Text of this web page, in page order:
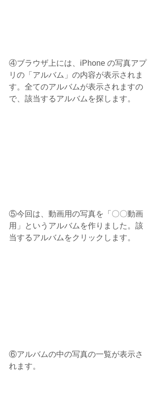
④ブラウザ上には、iPhone の写真アプ
リの「アルバム」の内容が表示されま
す。全てのアルバムが表示されますの
で、該当するアルバムを探します。
⑤今回は、動画用の写真を「〇〇動画
用」というアルバムを作りました。該
当するアルバムをクリックします。
⑥アルバムの中の写真の一覧が表示さ
れます。